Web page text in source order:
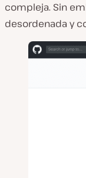
compleja. Sin
desordenada y